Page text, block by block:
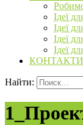
Ідеї
Ідеї
Ідеї
Ідеї
КОНТАКТИ
Найти: